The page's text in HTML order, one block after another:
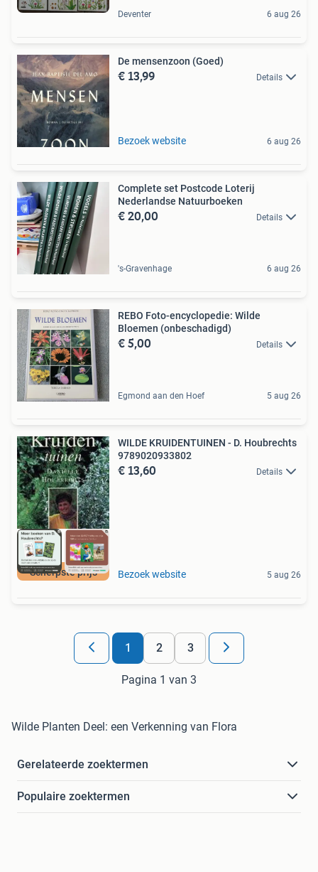
Deventer 6 aug 26
De mensenzoon (Goed)
€ 13,99 Details
Bezoek website 6 aug 26
Complete set Postcode Loterij
Nederlandse Natuurboeken
€ 20,00 Details
's-Gravenhage 6 aug 26
REBO Foto-encyclopedie: Wilde
Bloemen (onbeschadigd)
€ 5,00 Details
Egmond aan den Hoef 5 aug 26
Scherpste prijs
WILDE KRUIDENTUINEN - D. Houbrechts
9789020933802
€ 13,60 Details
Bezoek website 5 aug 26
1 2 3
Pagina 1 van 3
Wilde Planten Deel: een Verkenning van Flora
Gerelateerde zoektermen
Populaire zoektermen